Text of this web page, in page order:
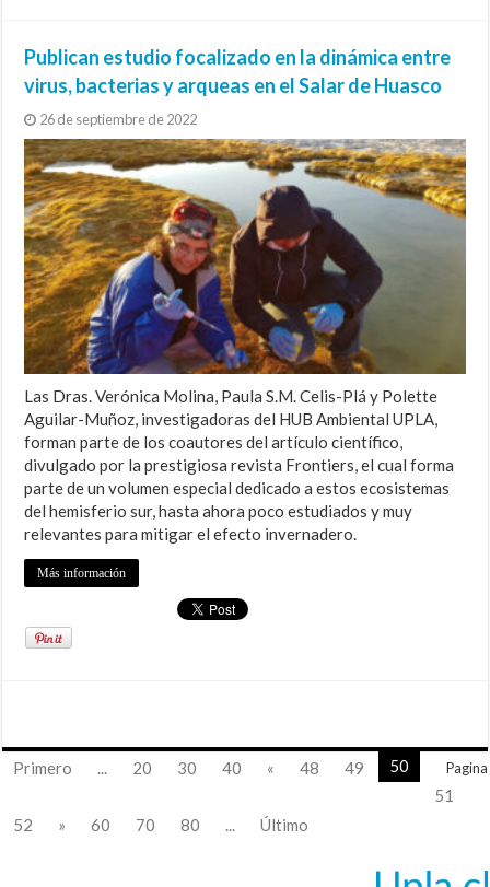
Publican estudio focalizado en la dinámica entre
virus, bacterias y arqueas en el Salar de Huasco
26 de septiembre de 2022
Las Dras. Verónica Molina, Paula S.M. Celis-Plá y Polette
Aguilar-Muñoz, investigadoras del HUB Ambiental UPLA,
forman parte de los coautores del artículo científico,
divulgado por la prestigiosa revista Frontiers, el cual forma
parte de un volumen especial dedicado a estos ecosistemas
del hemisferio sur, hasta ahora poco estudiados y muy
relevantes para mitigar el efecto invernadero.
Más información
Pagina
Primero ... 20 30 40 « 48 49
50
51
52
» 60 70 80 ... Último